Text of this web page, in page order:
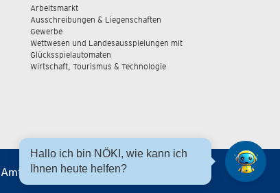
Arbeitsmarkt
Ausschreibungen & Liegenschaften
Gewerbe
Wettwesen und Landesausspielungen mit
Glücksspielautomaten
Wirtschaft, Tourismus & Technologie
der NÖ Landesregierung
Hallo ich bin NÖKI, wie kann ich
Ihnen heute helfen?